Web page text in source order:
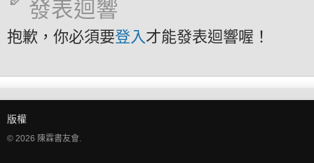
發表迴響
抱歉，你必須要登入才能發表迴響喔！
版權
© 2026 陳霖書友會.